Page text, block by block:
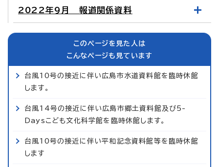
2022年9月 報道関係資料
このページを見た人は
こんなページも見ています
台風10号の接近に伴い広島市水道資料館を臨時休館
します。
台風14号の接近に伴い広島市郷土資料館及び5-
Daysこども文化科学館を臨時休館します。
台風10号の接近に伴い平和記念資料館等を臨時休館
します